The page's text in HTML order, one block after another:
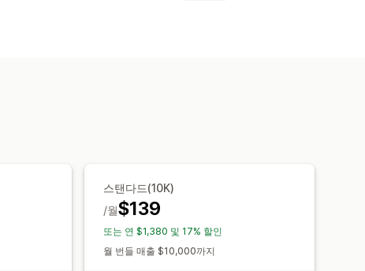
스탠다드(10K)
$139
/월
또는 연 $1,380 및 17% 할인
월 번들 매출 $10,000까지